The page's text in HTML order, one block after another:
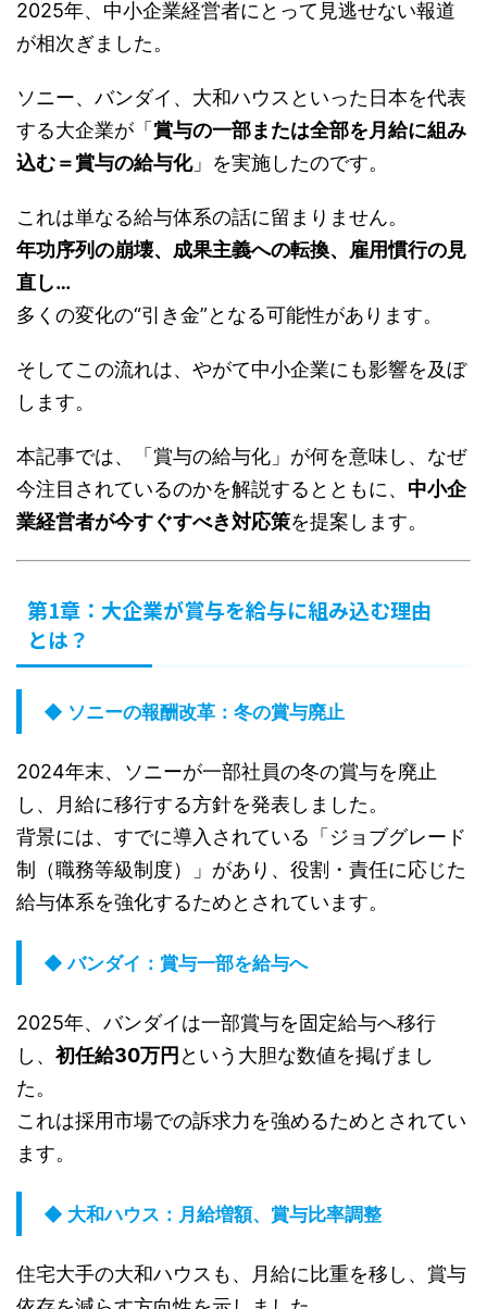
2025年、中小企業経営者にとって見逃せない報道
が相次ぎました。
ソニー、バンダイ、大和ハウスといった日本を代表
する大企業が「 賞与の一部または全部を月給に組み
込む＝賞与の給与化」を実施したのです。
これは単なる給与体系の話に留まりません。
年功序列の崩壊、成果主義への転換、雇用慣行の見
直し…
多くの変化の“引き金”となる可能性があります。
そしてこの流れは、やがて中小企業にも影響を及ぼ
します。
本記事では、「賞与の給与化」が何を意味し、なぜ
今注目されているのかを解説するとともに、 中小企
業経営者が今すぐすべき対応策を提案します。
第1章：大企業が賞与を給与に組み込む理由
とは？
◆ ソニーの報酬改革：冬の賞与廃止
2024年末、ソニーが一部社員の冬の賞与を廃止
し、月給に移行する方針を発表しました。
背景には、すでに導入されている「ジョブグレード
制（職務等級制度）」があり、役割・責任に応じた
給与体系を強化するためとされています。
◆ バンダイ：賞与一部を給与へ
2025年、バンダイは一部賞与を固定給与へ移行
し、 初任給30万円 という大胆な数値を掲げまし
た。
これは採用市場での訴求力を強めるためとされてい
ます。
◆ 大和ハウス：月給増額、賞与比率調整
住宅大手の大和ハウスも、月給に比重を移し、賞与